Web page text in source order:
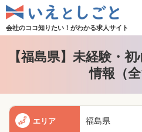
会社のココ知りたい！がわかる求人サイト
【福島県】未経験・
情報（全
エリア 福島県